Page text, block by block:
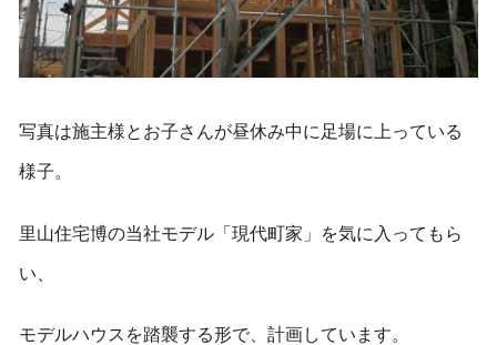
写真は施主様とお子さんが昼休み中に足場に上っている
様子。
里山住宅博の当社モデル「現代町家」を気に入ってもら
い、
モデルハウスを踏襲する形で、計画しています。